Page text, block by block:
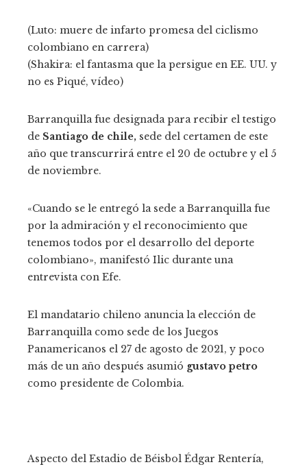
(Luto: muere de infarto promesa del ciclismo
colombiano en carrera)
(Shakira: el fantasma que la persigue en EE. UU. y
no es Piqué, vídeo)
Barranquilla fue designada para recibir el testigo
de Santiago de chile, sede del certamen de este
año que transcurrirá entre el 20 de octubre y el 5
de noviembre.
«Cuando se le entregó la sede a Barranquilla fue
por la admiración y el reconocimiento que
tenemos todos por el desarrollo del deporte
colombiano», manifestó Ilic durante una
entrevista con Efe.
El mandatario chileno anuncia la elección de
Barranquilla como sede de los Juegos
Panamericanos el 27 de agosto de 2021, y poco
más de un año después asumió gustavo petro
como presidente de Colombia.
Aspecto del Estadio de Béisbol Édgar Rentería,